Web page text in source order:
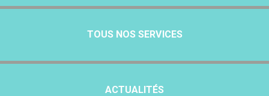
TOUS NOS SERVICES
ACTUALITÉS